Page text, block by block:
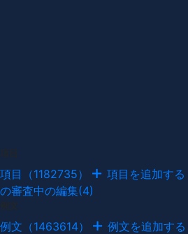
項目（1182735） 項目を追加する
の審査中の編集(4)
例文（1463614） 例文を追加する